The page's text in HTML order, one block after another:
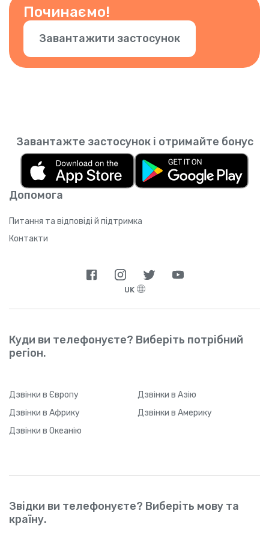
Починаємо!
Завантажити застосунок
Допомога
Питання та відповіді й підтримка
Контакти
Завантажте застосунок і отримайте бонус
UK
Куди ви телефонуєте? Виберіть потрібний
регіон.
Дзвінки в Європу Дзвінки в Азію
Дзвінки в Африку Дзвінки в Америку
Дзвінки в Океанію
Звідки ви телефонуєте? Виберіть мову та
країну.